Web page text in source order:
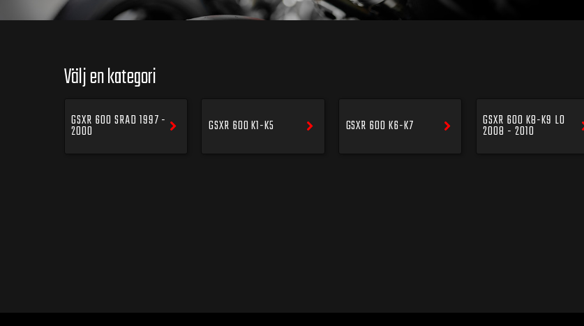
Välj en kategori
GSXR 600 SRAD 1997 -
2000 GSXR 600 K1-K5 GSXR 600 K6-K7 GSXR 600 K8-K9 L0
2008 - 2010